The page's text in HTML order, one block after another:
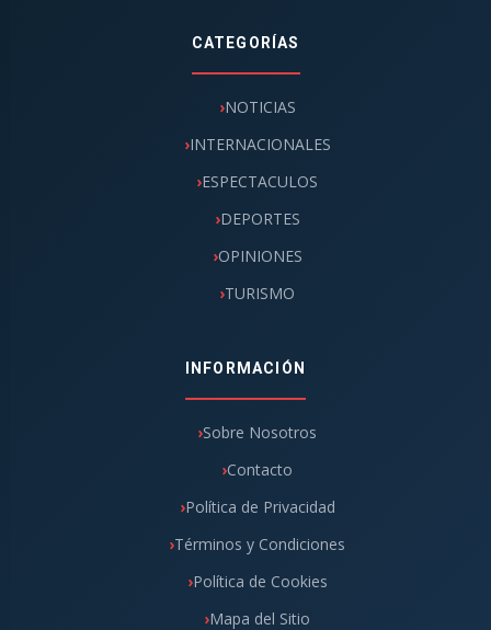
CATEGORÍAS
NOTICIAS
INTERNACIONALES
ESPECTACULOS
DEPORTES
OPINIONES
TURISMO
INFORMACIÓN
Sobre Nosotros
Contacto
Política de Privacidad
Términos y Condiciones
Política de Cookies
Mapa del Sitio